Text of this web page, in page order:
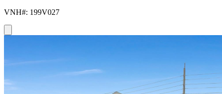
VNH#: 199V027